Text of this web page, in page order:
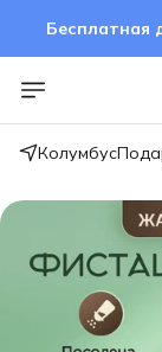
Бесплатная
Колумбус